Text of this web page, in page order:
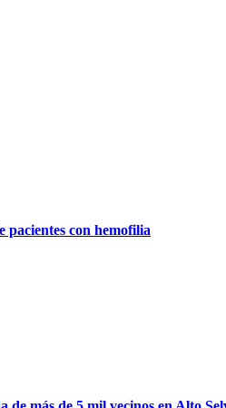
pacientes con hemofilia